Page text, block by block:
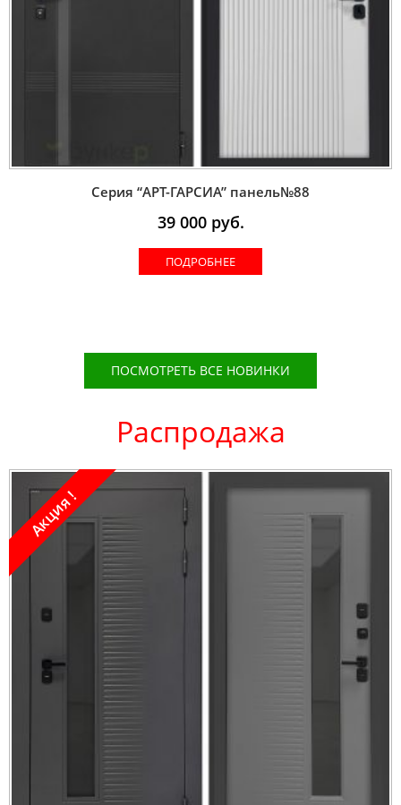
Серия “AРT-ГАРСИА” панель№88
39 000руб.
ПОДРОБНЕЕ
ПОСМОТРЕТЬ ВСЕ НОВИНКИ
Распродажа
Акция !